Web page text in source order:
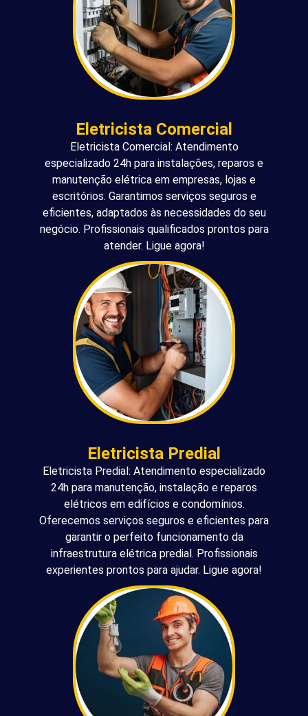
Eletricista Comercial
Eletricista Comercial: Atendimento
especializado 24h para instalações, reparos e
manutenção elétrica em empresas, lojas e
escritórios. Garantimos serviços seguros e
eficientes, adaptados às necessidades do seu
negócio. Profissionais qualificados prontos para
atender. Ligue agora!
Eletricista Predial
Eletricista Predial: Atendimento especializado
24h para manutenção, instalação e reparos
elétricos em edifícios e condomínios.
Oferecemos serviços seguros e eficientes para
garantir o perfeito funcionamento da
infraestrutura elétrica predial. Profissionais
experientes prontos para ajudar. Ligue agora!